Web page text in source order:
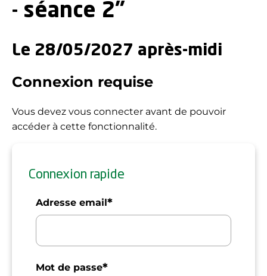
- séance 2"
Le 28/05/2027 après-midi
Connexion requise
Vous devez vous connecter avant de pouvoir
accéder à cette fonctionnalité.
Connexion rapide
Adresse email*
Mot de passe*